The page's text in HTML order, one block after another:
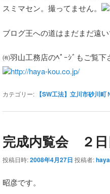
スミマセン。撮ってません。
ブログ王への道はまだまだ遠い
㈲羽山工務店のﾍﾟｰｼﾞもご覧
http://haya-kou.co.jp/
カテゴリー: 【SW工法】立川市砂川町
完成内覧会 ２日
投稿日時:2008年4月27日 投稿者:
昭彦です。